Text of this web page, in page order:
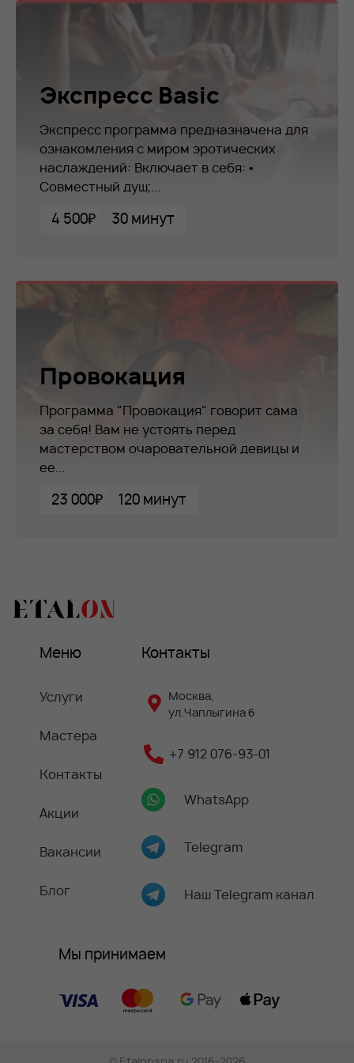
Экспресс Basic
Экспресс программа предназначена для
ознакомления с миром эротических
наслаждений: Включает в себя: •
Совместный душ;...
4 500₽ 30 минут
Провокация
Программа "Провокация" говорит сама
за себя! Вам не устоять перед
мастерством очаровательной девицы и
ее...
23 000₽ 120 минут
Меню
Услуги
Мастера
Контакты
Акции
Вакансии
Блог
Контакты
Москва,
ул.Чаплыгина 6
+7 912 076-93-01
WhatsApp
Telegram
Наш Telegram канал
Мы принимаем